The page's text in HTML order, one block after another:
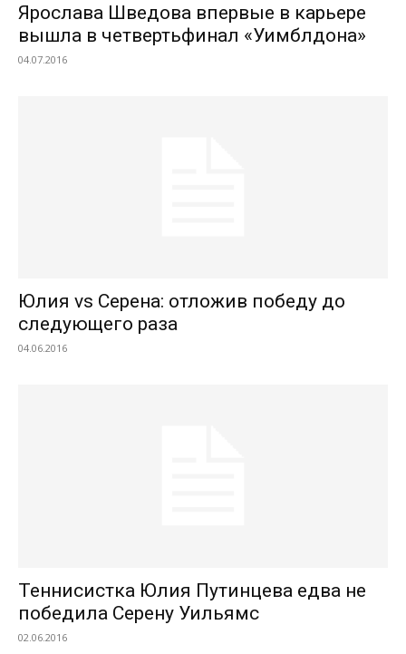
Ярослава Шведова впервые в карьере
вышла в четвертьфинал «Уимблдона»
04.07.2016
Юлия vs Серена: отложив победу до
следующего раза
04.06.2016
Теннисистка Юлия Путинцева едва не
победила Серену Уильямс
02.06.2016